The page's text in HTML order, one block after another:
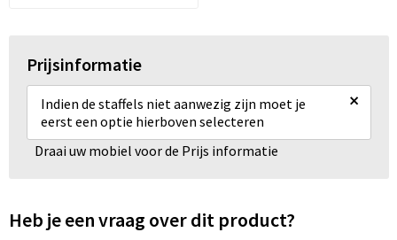
Prijsinformatie
Indien de staffels niet aanwezig zijn moet je
eerst een optie hierboven selecteren
×
Draai uw mobiel voor de Prijs informatie
Heb je een vraag over dit product?